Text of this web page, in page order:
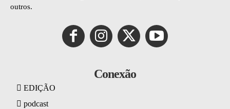
outros.
Conexão
EDIÇÃO
podcast